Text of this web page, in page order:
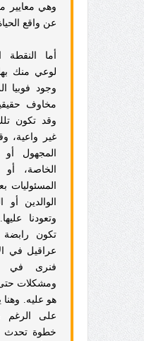
وهي معايير
عن واقع
أما النقطة
لوعي منك
وجود فوبيا
مخاوف
وقد تكون
غير واعية،
المجهول
الخاصة،
المسئوليات
الوالدين أو
وتعودنا
تكون رابضة
عراقيل في
فنرى
ومشكلات
هو عليه. وهنا
على الرغم
خطوة تحدث